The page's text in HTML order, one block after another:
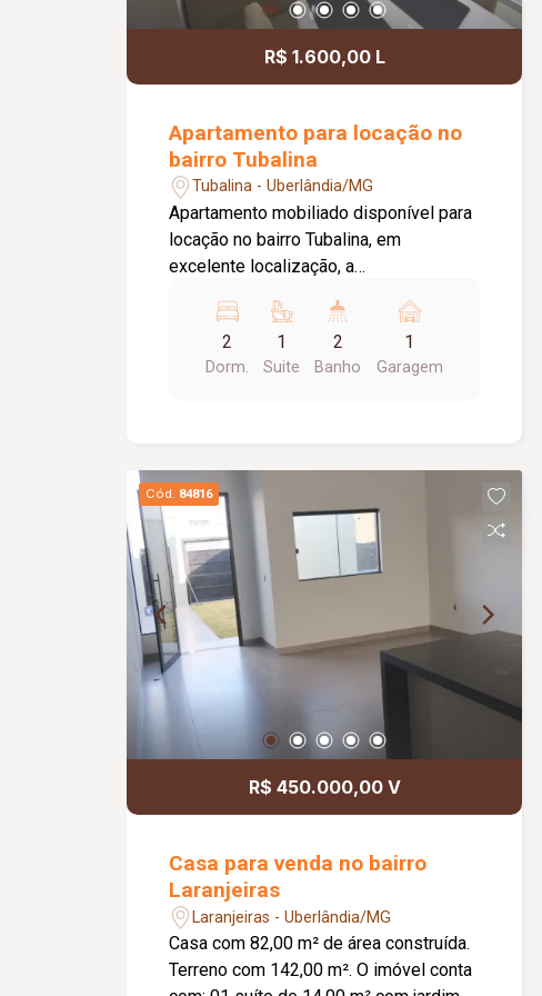
R$ 1.600,00 L
Apartamento para locação no
bairro Tubalina
Tubalina - Uberlândia/MG
Apartamento mobiliado disponível para
locação no bairro Tubalina, em
excelente localização, a
Avenida Getúlio Vargas. O imóvel conta
com portão e porteiro eletrônicos,
fechadura eletrônica, 01 vaga de
reclinável de 02 lugares, mesa de jantar
em vidro com 04 cadeiras, rack e TV,
hall de circulação para 02 quartos,
sendo 01 com cama de solteiro e 01
suíte com cama de casal. Possui
banheiro da suíte com box, chuveiro e
espelho, banheiro social com chuveiro
e espelho, cozinha integrada à área de
serviço equipada com cooktop, botijão
de gás e máquina de lavar, piso em
porcelanato, pintura nova e
2
Dorm.
1
Suite
2
Banho
1
Garagem
Cód. 84816
R$ 450.000,00 V
Casa para venda no bairro
Laranjeiras
Laranjeiras - Uberlândia/MG
Casa com 82,00 m² de área construída.
Terreno com 142,00 m². O imóvel conta